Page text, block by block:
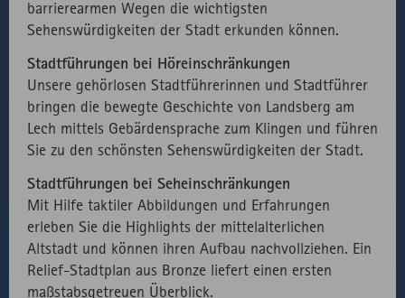
barrierearmen Wegen die wichtigsten
Sehenswürdigkeiten der Stadt erkunden können.
Stadtführungen bei Höreinschränkungen
Unsere gehörlosen Stadtführerinnen und Stadtführer
bringen die bewegte Geschichte von Landsberg am
Lech mittels Gebärdensprache zum Klingen und führen
Sie zu den schönsten Sehenswürdigkeiten der Stadt.
Stadtführungen bei Seheinschränkungen
Mit Hilfe taktiler Abbildungen und Erfahrungen
erleben Sie die Highlights der mittelalterlichen
Altstadt und können ihren Aufbau nachvollziehen. Ein
Relief-Stadtplan aus Bronze liefert einen ersten
maßstabsgetreuen Überblick.
Externer API
Aufruf von
fast.fonts.net
Zählt aus
lizenzrechtlichen
Gründen die
Verwendung
des lokal
eingebunden
Fonts.
1
Session
speichern.